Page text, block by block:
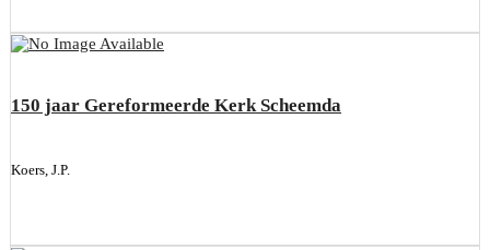
150 jaar Gereformeerde Kerk Scheemda
Koers, J.P.